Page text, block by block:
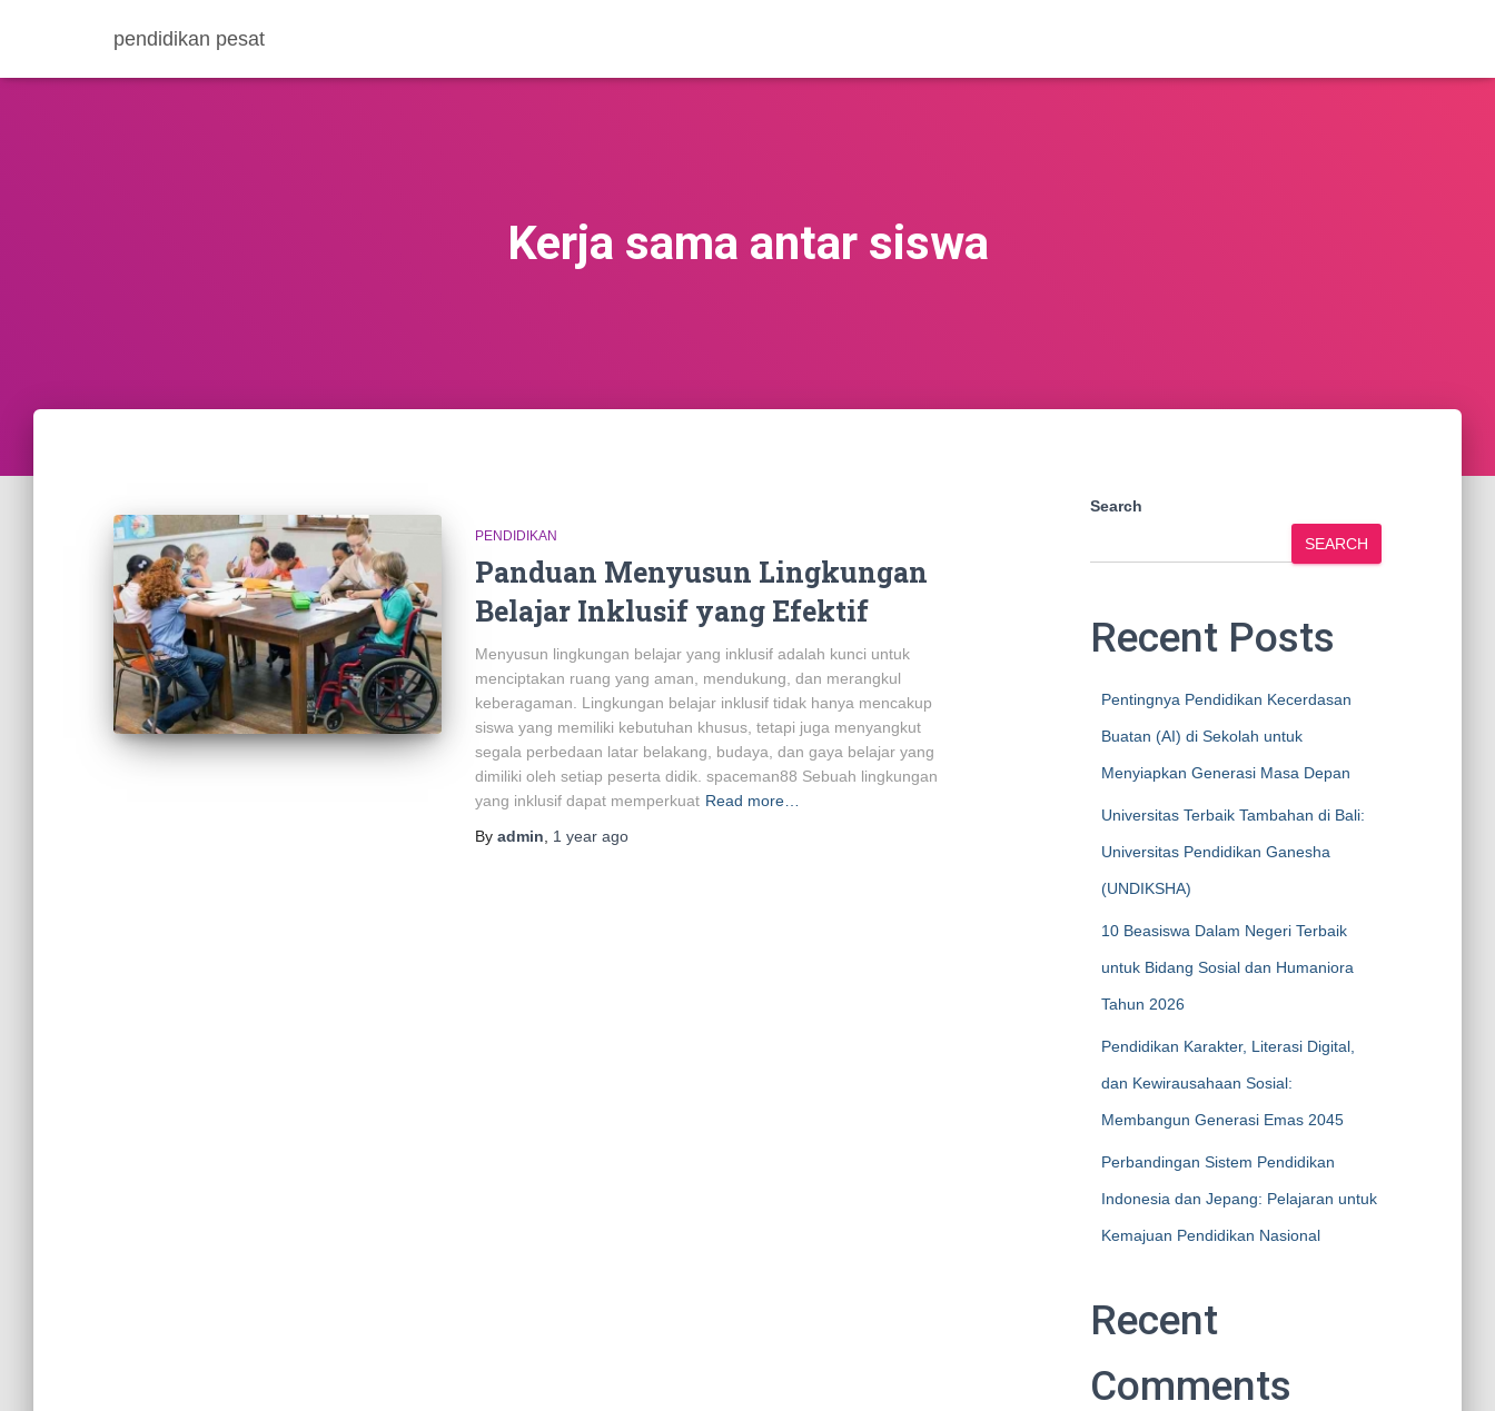
pendidikan pesat
Kerja sama antar siswa
PENDIDIKAN
Panduan Menyusun Lingkungan
Belajar Inklusif yang Efektif
Menyusun lingkungan belajar yang inklusif adalah kunci untuk
menciptakan ruang yang aman, mendukung, dan merangkul
keberagaman. Lingkungan belajar inklusif tidak hanya mencakup
siswa yang memiliki kebutuhan khusus, tetapi juga menyangkut
segala perbedaan latar belakang, budaya, dan gaya belajar yang
dimiliki oleh setiap peserta didik. spaceman88 Sebuah lingkungan
yang inklusif dapat memperkuat Read more…
By admin 1 year ago
Search
SEARCH
Recent Posts
Pentingnya Pendidikan Kecerdasan
Buatan (AI) di Sekolah untuk
Menyiapkan Generasi Masa Depan
Universitas Terbaik Tambahan di Bali:
Universitas Pendidikan Ganesha
(UNDIKSHA)
10 Beasiswa Dalam Negeri Terbaik
untuk Bidang Sosial dan Humaniora
Tahun 2026
Pendidikan Karakter, Literasi Digital,
dan Kewirausahaan Sosial:
Membangun Generasi Emas 2045
Perbandingan Sistem Pendidikan
Indonesia dan Jepang: Pelajaran untuk
Kemajuan Pendidikan Nasional
Recent
Comments